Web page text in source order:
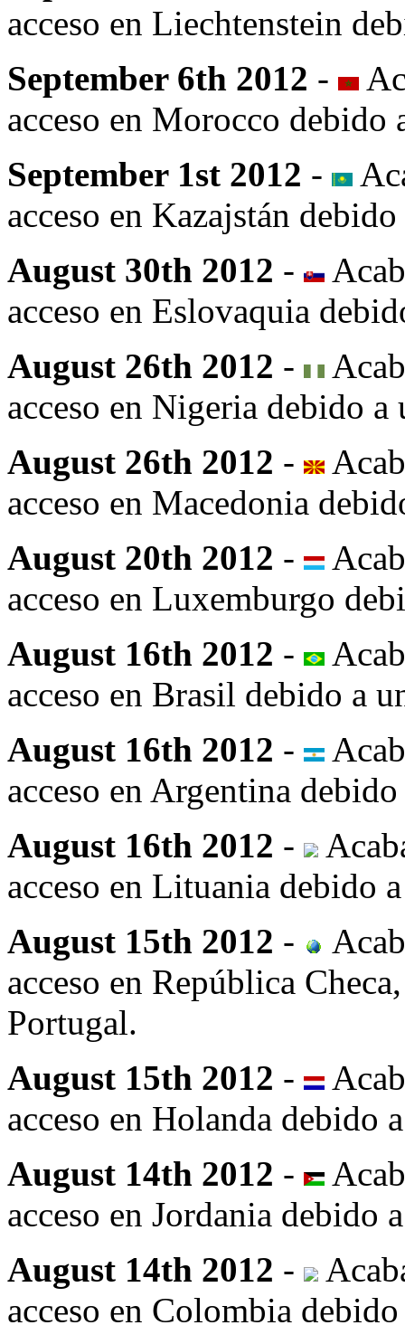
acceso en Liechtenstein
September 6th 2012 -
acceso en Morocco
September 1st 2012 -
acceso en Kazajstán
August 30th 2012 -
acceso en Eslovaquia
August 26th 2012 -
acceso en Nigeria debido
August 26th 2012 -
acceso en Macedonia
August 20th 2012 -
acceso en Luxemburgo
August 16th 2012 -
acceso en Brasil debido a
August 16th 2012 -
acceso en Argentina
August 16th 2012 -
acceso en Lituania debido
August 15th 2012 -
acceso en República
Portugal.
August 15th 2012 -
acceso en Holanda debido
August 14th 2012 -
acceso en Jordania debido
August 14th 2012 -
acceso en Colombia